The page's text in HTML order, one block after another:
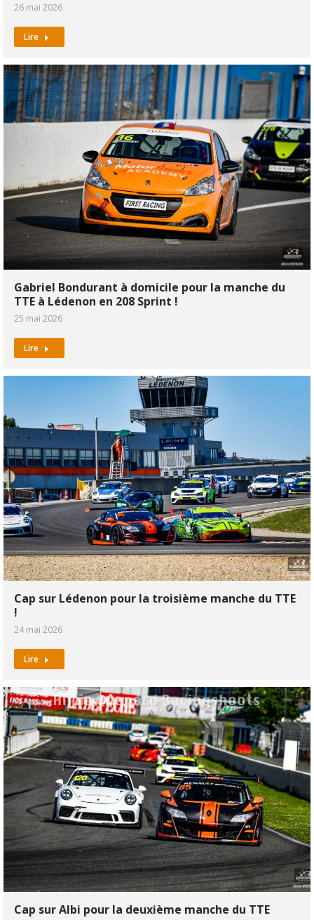
26 mai 2026
Lire
Gabriel Bondurant à domicile pour la manche du
TTE à Lédenon en 208 Sprint !
25 mai 2026
Lire
Cap sur Lédenon pour la troisième manche du TTE
!
24 mai 2026
Lire
Cap sur Albi pour la deuxième manche du TTE